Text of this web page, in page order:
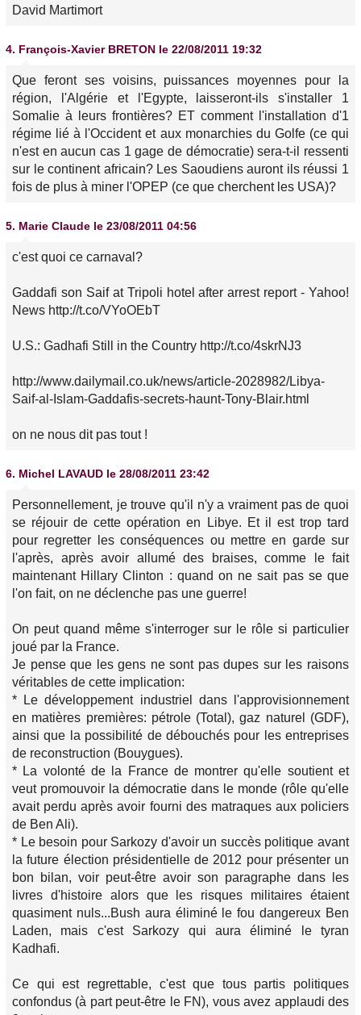
David Martimort
4. François-Xavier BRETON le 22/08/2011 19:32
Que feront ses voisins, puissances moyennes pour la
région, l'Algérie et l'Egypte, laisseront-ils s'installer 1
Somalie à leurs frontières? ET comment l'installation d'1
régime lié à l'Occident et aux monarchies du Golfe (ce qui
n'est en aucun cas 1 gage de démocratie) sera-t-il ressenti
sur le continent africain? Les Saoudiens auront ils réussi 1
fois de plus à miner l'OPEP (ce que cherchent les USA)?
5. Marie Claude le 23/08/2011 04:56
c'est quoi ce carnaval?
Gaddafi son Saif at Tripoli hotel after arrest report - Yahoo!
News http://t.co/VYoOEbT
U.S.: Gadhafi Still in the Country http://t.co/4skrNJ3
http://www.dailymail.co.uk/news/article-2028982/Libya-
Saif-al-Islam-Gaddafis-secrets-haunt-Tony-Blair.html
on ne nous dit pas tout !
6. Michel LAVAUD le 28/08/2011 23:42
Personnellement, je trouve qu'il n'y a vraiment pas de quoi
se réjouir de cette opération en Libye. Et il est trop tard
pour regretter les conséquences ou mettre en garde sur
l'après, après avoir allumé des braises, comme le fait
maintenant Hillary Clinton : quand on ne sait pas se que
l'on fait, on ne déclenche pas une guerre!
On peut quand même s'interroger sur le rôle si particulier
joué par la France.
Je pense que les gens ne sont pas dupes sur les raisons
véritables de cette implication:
* Le développement industriel dans l'approvisionnement
en matières premières: pétrole (Total), gaz naturel (GDF),
ainsi que la possibilité de débouchés pour les entreprises
de reconstruction (Bouygues).
* La volonté de la France de montrer qu'elle soutient et
veut promouvoir la démocratie dans le monde (rôle qu'elle
avait perdu après avoir fourni des matraques aux policiers
de Ben Ali).
* Le besoin pour Sarkozy d'avoir un succès politique avant
la future élection présidentielle de 2012 pour présenter un
bon bilan, voir peut-être avoir son paragraphe dans les
livres d'histoire alors que les risques militaires étaient
quasiment nuls...Bush aura éliminé le fou dangereux Ben
Laden, mais c'est Sarkozy qui aura éliminé le tyran
Kadhafi.
Ce qui est regrettable, c'est que tous partis politiques
confondus (à part peut-être le FN), vous avez applaudi des